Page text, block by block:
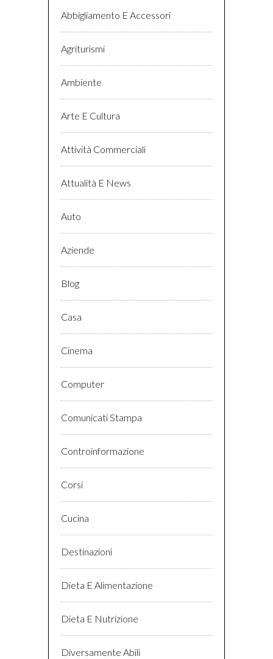
Abbigliamento E Accessori
Agriturismi
Ambiente
Arte E Cultura
Attività Commerciali
Attualità E News
Auto
Aziende
Blog
Casa
Cinema
Computer
Comunicati Stampa
Controinformazione
Corsi
Cucina
Destinazioni
Dieta E Alimentazione
Dieta E Nutrizione
Diversamente Abili